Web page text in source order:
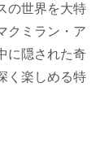
の世界を大特
クミラン・ア
に隠された奇
く楽しめる特